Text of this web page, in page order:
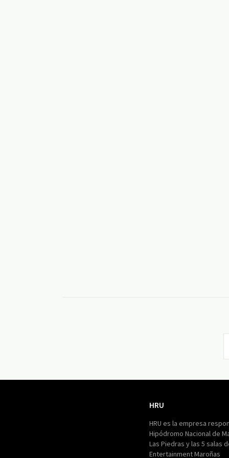
HRU
HRU es la empresa
Hipódromo Nacional de
Las Piedras y las 5 salas
Entertainment Maroñas